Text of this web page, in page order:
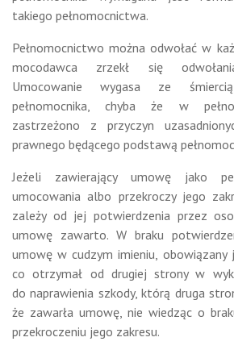
takiego pełnomocnictwa.
Pełnomocnictwo można odwołać w
mocodawca zrzekł się
Umocowanie wygasa ze
pełnomocnika, chyba że w
zastrzeżono z przyczyn
prawnego będącego podstawą
Jeżeli zawierający umowę jako
umocowania albo przekroczy jego
zależy od jej potwierdzenia przez
umowę zawarto. W braku
umowę w cudzym imieniu,
co otrzymał od drugiej strony w
do naprawienia szkody, którą druga
że zawarła umowę, nie wiedząc o
przekroczeniu jego zakresu.